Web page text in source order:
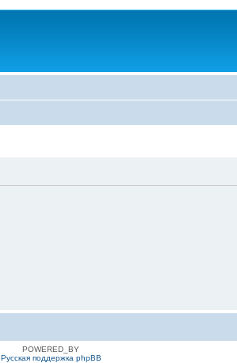
POWERED_BY
Русская поддержка phpBB